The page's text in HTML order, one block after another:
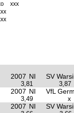
xxx
2007 NI SV
3,81 3,87
2007 NI VfL
3,49 x
2007 NI SV